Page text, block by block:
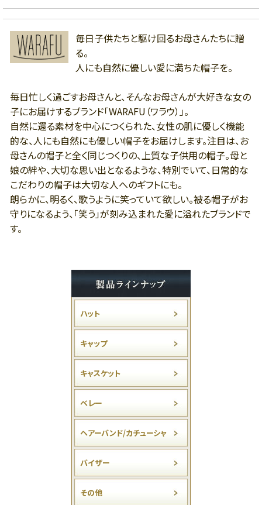
毎日子供たちと駆け回るお母さんたちに贈
る。
人にも自然に優しい愛に満ちた帽子を。
毎日忙しく過ごすお母さんと、そんなお母さんが大好きな女の
子にお届けするブランド「WARAFU（ワラウ）」。
自然に還る素材を中心につくられた、女性の肌に優しく機能
的な、人にも自然にも優しい帽子をお届けします。注目は、お
母さんの帽子と全く同じつくりの、上質な子供用の帽子。母と
娘の絆や、大切な思い出となるような、特別でいて、日常的な
こだわりの帽子は大切な人へのギフトにも。
朗らかに、明るく、歌うように笑っていて欲しい。被る帽子がお
守りになるよう、「笑う」が刻み込まれた愛に溢れたブランドで
す。
ハット
キャップ
キャスケット
ベレー
ヘアーバンド/カチューシャ
バイザー
その他